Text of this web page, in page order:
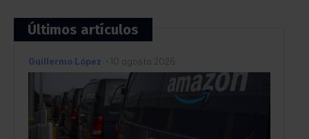
Últimos artículos
Guillermo López - 10 agosto 2026